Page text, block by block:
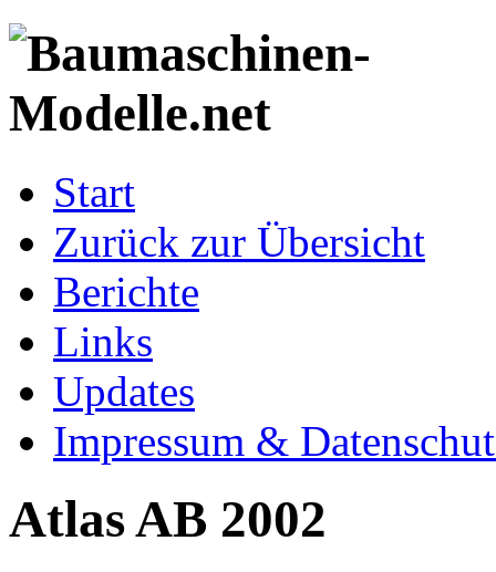
Start
Zurück zur Übersicht
Berichte
Links
Updates
Impressum &
Atlas AB 2002